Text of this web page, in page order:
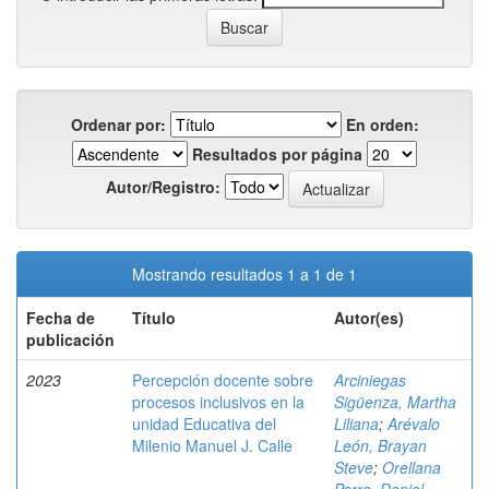
Ordenar por:
En orden:
Resultados por página
Autor/Registro:
Mostrando resultados 1 a 1 de 1
Fecha de
publicación
Título Autor(es)
2023
Percepción docente sobre
procesos inclusivos en la
unidad Educativa del
Milenio Manuel J. Calle
Arciniegas
Sigüenza, Martha
Liliana;Arévalo
León, Brayan
Steve; Orellana